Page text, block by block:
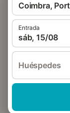
Coimbra,
Entrada
sáb, 15/08
Huéspedes